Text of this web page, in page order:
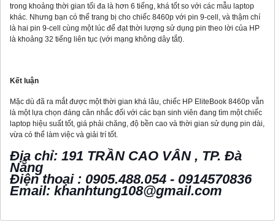
trong khoảng thời gian tối đa là hơn 6 tiếng, khá tốt so với các mẫu laptop
khác. Nhưng bạn có thể trang bị cho chiếc 8460p với pin 9-cell, và thậm chí
là hai pin 9-cell cùng một lúc để đạt thời lượng sử dụng pin theo lời của HP
là khoảng 32 tiếng liên tục (với mạng không dây tắt).
Kết luận
Mặc dù đã ra mắt được một thời gian khá lâu, chiếc HP EliteBook 8460p vẫn
là một lựa chọn đáng cân nhắc đối với các bạn sinh viên đang tìm một chiếc
laptop hiệu suất tốt, giá phải chăng, độ bền cao và thời gian sử dụng pin dài,
vừa có thể làm việc và giải trí tốt.
Địa chỉ: 191 TRẦN CAO VÂN , TP. Đà
Nẵng
Điện thoại : 0905.488.054 - 0914570836
Email: khanhtung108@gmail.com